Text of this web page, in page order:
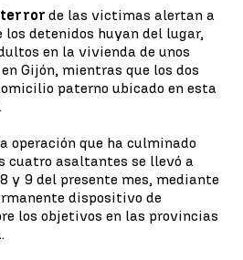
terror de las victimas alertan a
los detenidos huyan del lugar,
en la vivienda de unos
Gijón, mientras que los dos
paterno ubicado en esta
operación que ha culminado
cuatro asaltantes se llevó a
y 9 del presente mes, mediante
dispositivo de
los objetivos en las provincias